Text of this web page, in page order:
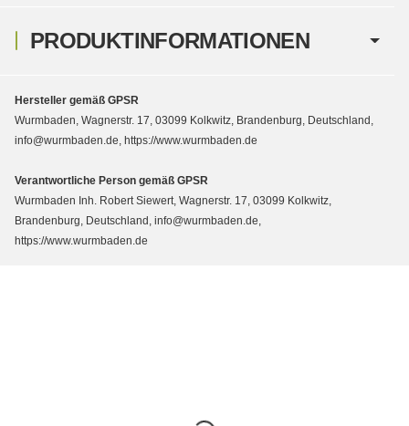
PRODUKTINFORMATIONEN
Hersteller gemäß GPSR
Wurmbaden, Wagnerstr. 17, 03099 Kolkwitz, Brandenburg, Deutschland,
info@wurmbaden.de, https://www.wurmbaden.de
Verantwortliche Person gemäß GPSR
Wurmbaden Inh. Robert Siewert, Wagnerstr. 17, 03099 Kolkwitz,
Brandenburg, Deutschland, info@wurmbaden.de,
https://www.wurmbaden.de